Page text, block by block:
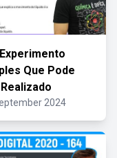
Que Pode
2024